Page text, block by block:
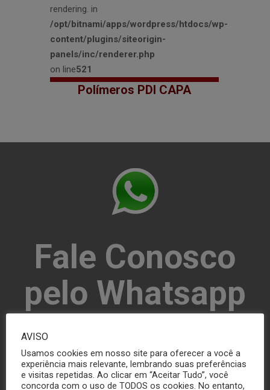
rendering. in
/opt/bitnami/apps/wordpress/htdocs/wp-
content/plugins/siteorigin-
panels/inc/renderer.php
on line521
Polímeros PDI CAPA
Fale Conosco
pelo Whatsapp
(16) 3306-6476
AVISO
Usamos cookies em nosso site para oferecer a você a
experiência mais relevante, lembrando suas preferências
e visitas repetidas. Ao clicar em “Aceitar Tudo”, você
concorda com o uso de TODOS os cookies. No entanto,